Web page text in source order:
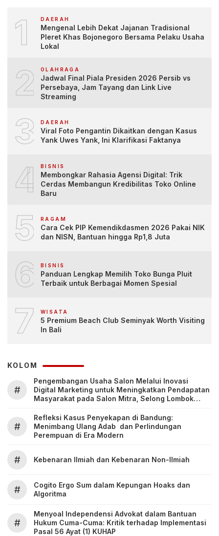
1 DAERAH
Mengenal Lebih Dekat Jajanan Tradisional
Pleret Khas Bojonegoro Bersama Pelaku Usaha
Lokal
2 OLAHRAGA
Jadwal Final Piala Presiden 2026 Persib vs
Persebaya, Jam Tayang dan Link Live
Streaming
3 DAERAH
Viral Foto Pengantin Dikaitkan dengan Kasus
Yank Uwes Yank, Ini Klarifikasi Faktanya
4 BISNIS
Membongkar Rahasia Agensi Digital: Trik
Cerdas Membangun Kredibilitas Toko Online
Baru
5 RAGAM
Cara Cek PIP Kemendikdasmen 2026 Pakai NIK
dan NISN, Bantuan hingga Rp1,8 Juta
6 BISNIS
Panduan Lengkap Memilih Toko Bunga Pluit
Terbaik untuk Berbagai Momen Spesial
7 WISATA
5 Premium Beach Club Seminyak Worth Visiting
In Bali
KOLOM
#
Pengembangan Usaha Salon Melalui Inovasi
Digital Marketing untuk Meningkatkan Pendapatan
Masyarakat pada Salon Mitra, Selong Lombok
#
Refleksi Kasus Penyekapan di Bandung:
Menimbang Ulang Adab dan Perlindungan
Perempuan di Era Modern
# Kebenaran Ilmiah dan Kebenaran Non-Ilmiah
#
Cogito Ergo Sum dalam Kepungan Hoaks dan
Algoritma
#
Menyoal Independensi Advokat dalam Bantuan
Hukum Cuma-Cuma: Kritik terhadap Implementasi
Pasal 56 Ayat (1) KUHAP